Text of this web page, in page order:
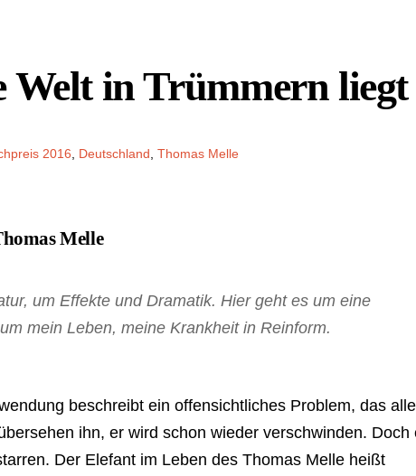
Welt in Trümmern liegt
2016 Deutschland Thomas Melle
Melle
um Effekte und Dramatik. Hier geht es um eine
mein Leben, meine Krankheit in Reinform.
beschreibt ein offensichtliches Problem, das alle
ihn, er wird schon wieder verschwinden. Doch
Der Elefant im Leben des Thomas Melle heißt